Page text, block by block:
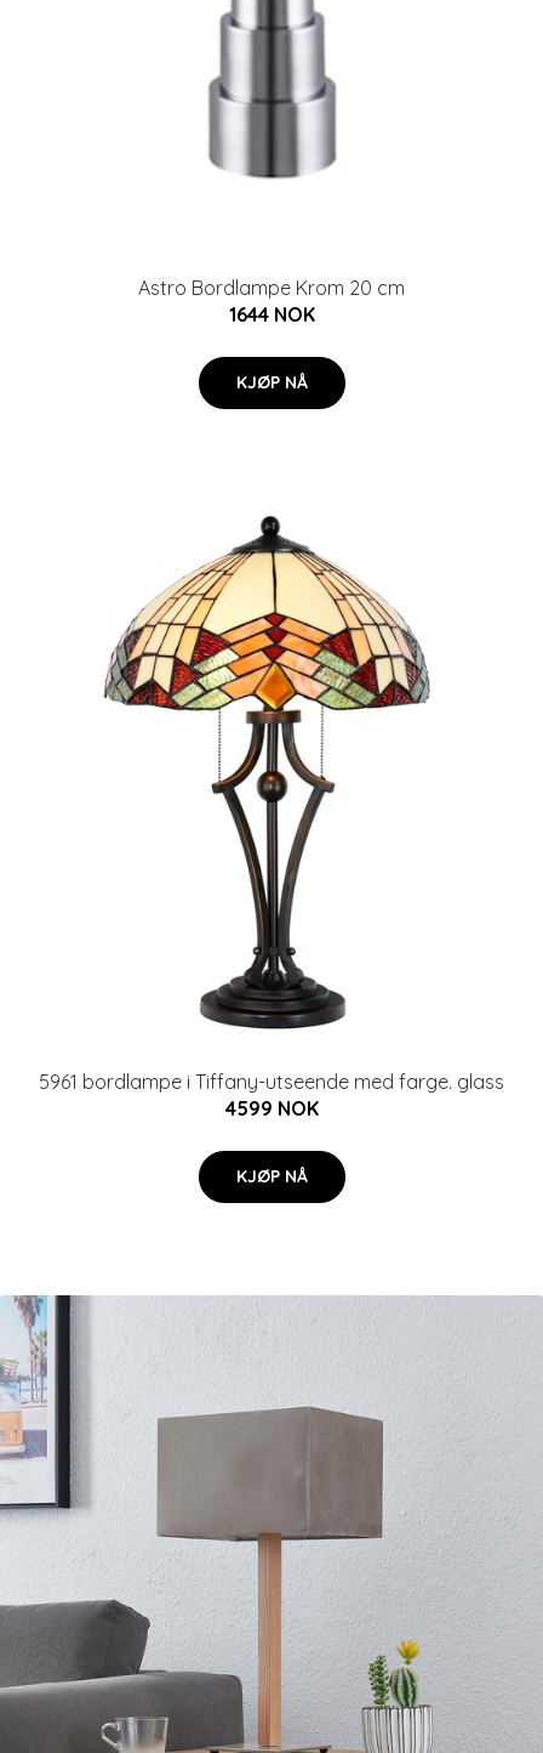
Astro Bordlampe Krom 20 cm
1644 NOK
KJØP NÅ
5961 bordlampe i Tiffany-utseende med farge. glass
4599 NOK
KJØP NÅ